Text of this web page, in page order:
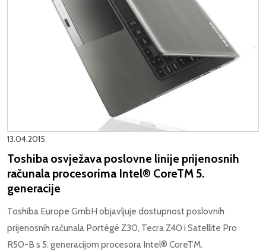
13.04.2015.
Toshiba osvježava poslovne linije prijenosnih
računala procesorima Intel® CoreTM 5.
generacije
Toshiba Europe GmbH objavljuje dostupnost poslovnih
prijenosnih računala Portégé Z30, Tecra Z40 i Satellite Pro
R50-B s 5. generacijom procesora Intel® CoreTM.